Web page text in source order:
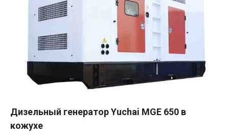
Дизельный генератор Yuchai MGE 650 в
кожухе